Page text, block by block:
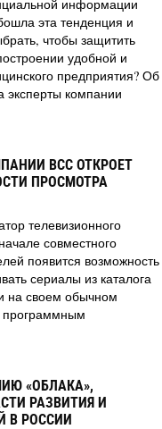
информации
эта тенденция и
чтобы защитить
удобной и
предприятия? Об
эксперты компании
BCC ОТКРОЕТ
ПРОСМОТРА
телевизионного
совместного
появится возможность
сериалы из каталога
на своем обычном
программным
«ОБЛАКА»,
РАЗВИТИЯ И
В РОССИИ